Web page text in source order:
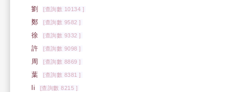
劉 [查詢數 10134 ]
鄭 [查詢數 9582 ]
徐 [查詢數 9332 ]
許 [查詢數 9098 ]
周 [查詢數 8869 ]
葉 [查詢數 8381 ]
li [查詢數 8215 ]